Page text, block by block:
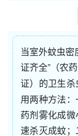
当室外蚊虫密
证齐全”（农
证）的卫生
用两种方法
药剂雾化成
速杀灭成蚊